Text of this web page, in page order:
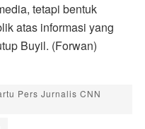
tetapi bentuk
atas informasi yang
Buyil. (Forwan)
Pers Jurnalis CNN